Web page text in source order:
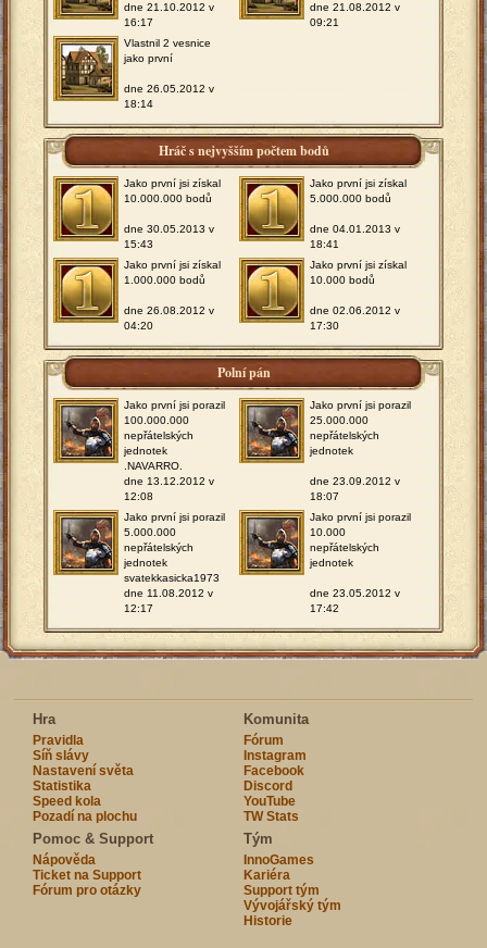
dne 21.10.2012 v
16:17
dne 21.08.2012 v
09:21
Vlastnil 2 vesnice
jako první
dne 26.05.2012 v
18:14
Hráč s nejvyšším počtem bodů
Jako první jsi získal
10.000.000 bodů
dne 30.05.2013 v
15:43
Jako první jsi získal
5.000.000 bodů
dne 04.01.2013 v
18:41
Jako první jsi získal
1.000.000 bodů
dne 26.08.2012 v
04:20
Jako první jsi získal
10.000 bodů
dne 02.06.2012 v
17:30
Polní pán
Jako první jsi porazil
100.000.000
nepřátelských
jednotek
.NAVARRO.
dne 13.12.2012 v
12:08
Jako první jsi porazil
25.000.000
nepřátelských
jednotek
dne 23.09.2012 v
18:07
Jako první jsi porazil
5.000.000
nepřátelských
jednotek
svatekkasicka1973
dne 11.08.2012 v
12:17
Jako první jsi porazil
10.000
nepřátelských
jednotek
dne 23.05.2012 v
17:42
Hra
Pravidla
Síň slávy
Nastavení světa
Statistika
Speed kola
Pozadí na plochu
Komunita
Fórum
Instagram
Facebook
Discord
YouTube
TW Stats
Pomoc & Support
Nápověda
Ticket na Support
Fórum pro otázky
Tým
InnoGames
Kariéra
Support tým
Vývojářský tým
Historie